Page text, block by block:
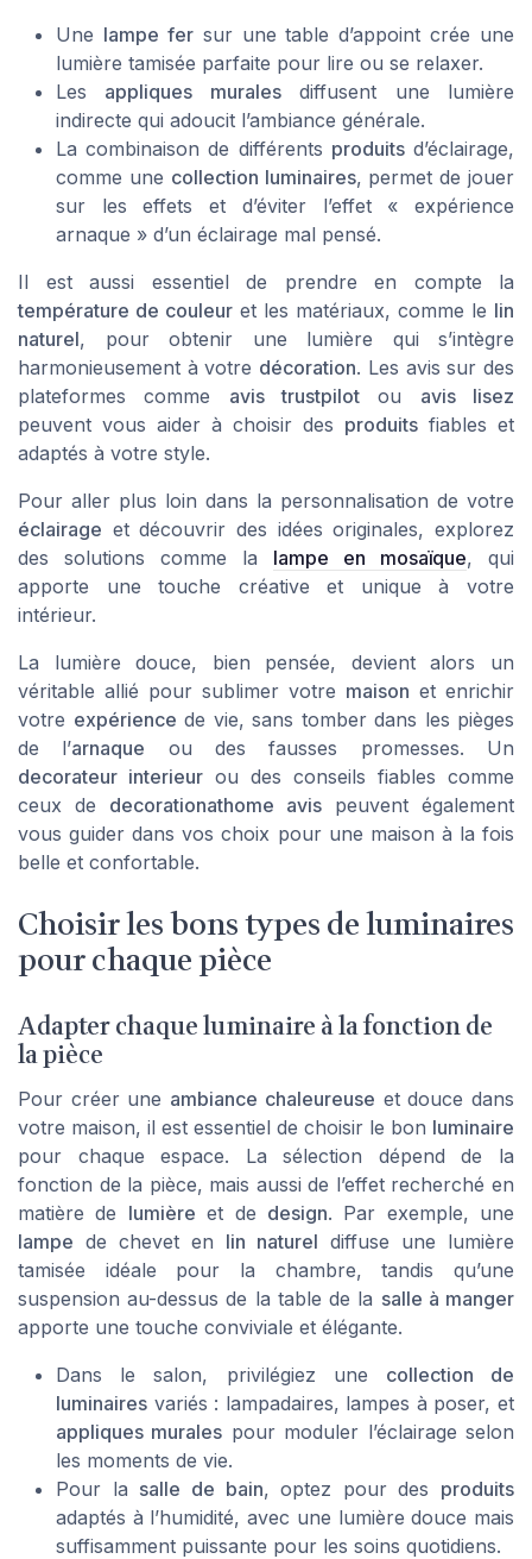
Une lampe fersur une table d’appoint crée une
lumière tamisée parfaite pour lire ou se relaxer.
Les appliques muralesdiffusent une lumière
indirecte qui adoucit l’ambiance générale.
La combinaison de différents produitsd’éclairage,
comme une collection luminaires, permet de jouer
sur les effets et d’éviter l’effet « expérience
arnaque » d’un éclairage mal pensé.
Il est aussi essentiel de prendre en compte la
température de couleur et les matériaux, comme le lin
naturel, pour obtenir une lumière qui s’intègre
harmonieusement à votre décoration. Les avis sur des
plateformes comme avis trustpilot ou avis lisez
peuvent vous aider à choisir des produits fiables et
adaptés à votre style.
Pour aller plus loin dans la personnalisation de votre
éclairage et découvrir des idées originales, explorez
des solutions comme la lampe en mosaïque, qui
apporte une touche créative et unique à votre
intérieur.
La lumière douce, bien pensée, devient alors un
véritable allié pour sublimer votre maison et enrichir
votre expérience de vie, sans tomber dans les pièges
de l’arnaque ou des fausses promesses. Un
decorateur interieur ou des conseils fiables comme
ceux de decorationathome avis peuvent également
vous guider dans vos choix pour une maison à la fois
belle et confortable.
Choisir les bons types de luminaires
pour chaque pièce
Adapter chaque luminaire à la fonction de
la pièce
Pour créer une ambiance chaleureuse et douce dans
votre maison, il est essentiel de choisir le bon luminaire
pour chaque espace. La sélection dépend de la
fonction de la pièce, mais aussi de l’effet recherché en
matière de lumière et de design. Par exemple, une
lampe de chevet en lin naturel diffuse une lumière
tamisée idéale pour la chambre, tandis qu’une
suspension au-dessus de la table de la salle à manger
apporte une touche conviviale et élégante.
Dans le salon, privilégiez une collection de
luminaires variés : lampadaires, lampes à poser, et
appliques murales pour moduler l’éclairage selon
les moments de vie.
Pour la salle de bain, optez pour des produits
adaptés à l’humidité, avec une lumière douce mais
suffisamment puissante pour les soins quotidiens.